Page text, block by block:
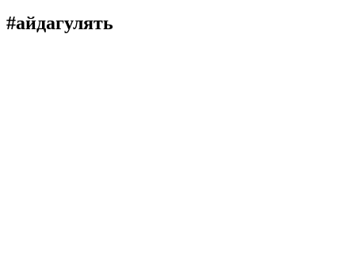
#айдагулять